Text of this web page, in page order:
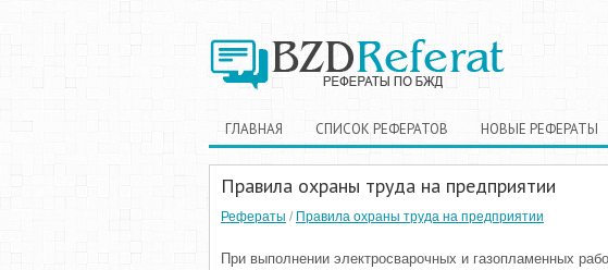
ГЛАВНАЯ СПИСОК РЕФЕРАТОВ НОВЫЕ РЕФЕРАТЫ
Правила охраны труда на предприятии
Рефераты / Правила охраны труда на предприятии
При выполнении электросварочных и газопламенных